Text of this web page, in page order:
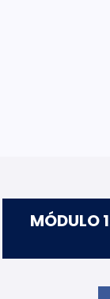
MÓDULO